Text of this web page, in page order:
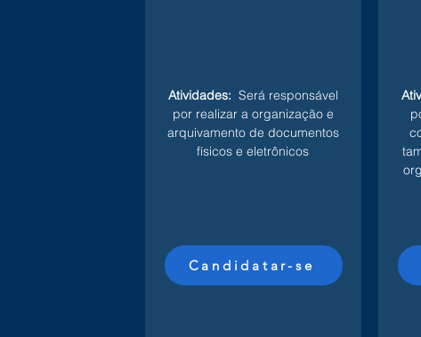
Atividades: Será responsável
por realizar a organização e
arquivamento de documentos
físicos e eletrônicos
Candidatar-se